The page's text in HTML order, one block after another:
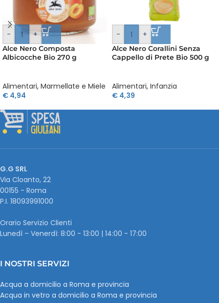
- +
Alce Nero Composta
Albicocche Bio 270 g
Alimentari, Marmellate e Miele
€ 4,94
- +
Alce Nero Corallini Senza
Cappello di Prete Bio 500 g
Alimentari, Infanzia
€ 4,39
G.G SRL
Via Cloanto, 22
00155 - Roma
P.I. ‭18093991000
Orario Servizio Clienti
Lunedì – Venerdì: 8:00 - 13:00 | 14:00 - 17:00
I NOSTRI SERVIZI
Acqua a domicilio a Roma e provincia
Acqua in vetro a domicilio a Roma e provincia